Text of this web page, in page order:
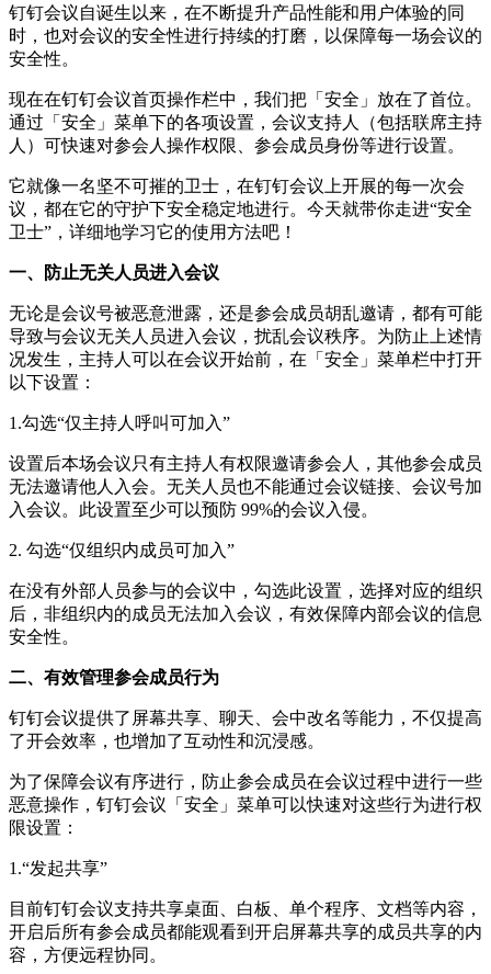
钉钉会议自诞生以来，在不断提升产品性能和用户体验的同
时，也对会议的安全性进行持续的打磨，以保障每一场会议的
安全性。
现在在钉钉会议首页操作栏中，我们把「安全」放在了首位。
通过「安全」菜单下的各项设置，会议支持人（包括联席主持
人）可快速对参会人操作权限、参会成员身份等进行设置。
它就像一名坚不可摧的卫士，在钉钉会议上开展的每一次会
议，都在它的守护下安全稳定地进行。今天就带你走进“安全
卫士”，详细地学习它的使用方法吧！
一、防止无关人员进入会议
无论是会议号被恶意泄露，还是参会成员胡乱邀请，都有可能
导致与会议无关人员进入会议，扰乱会议秩序。为防止上述情
况发生，主持人可以在会议开始前，在「安全」菜单栏中打开
以下设置：
1.勾选“仅主持人呼叫可加入”
设置后本场会议只有主持人有权限邀请参会人，其他参会成员
无法邀请他人入会。无关人员也不能通过会议链接、会议号加
入会议。此设置至少可以预防 99%的会议入侵。
2. 勾选“仅组织内成员可加入”
在没有外部人员参与的会议中，勾选此设置，选择对应的组织
后，非组织内的成员无法加入会议，有效保障内部会议的信息
安全性。
二、有效管理参会成员行为
钉钉会议提供了屏幕共享、聊天、会中改名等能力，不仅提高
了开会效率，也增加了互动性和沉浸感。
为了保障会议有序进行，防止参会成员在会议过程中进行一些
恶意操作，钉钉会议「安全」菜单可以快速对这些行为进行权
限设置：
1.“发起共享”
目前钉钉会议支持共享桌面、白板、单个程序、文档等内容，
开启后所有参会成员都能观看到开启屏幕共享的成员共享的内
容，方便远程协同。